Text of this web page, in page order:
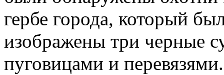
гербе города, который
изображены три черные
пуговицами и перевязями.